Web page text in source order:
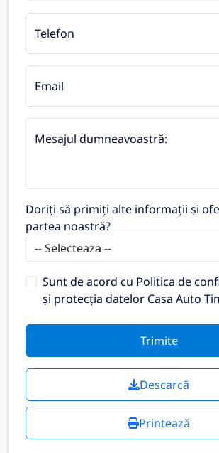
Telefon
Email
Mesajul dumneavoastră:
Doriți să primiți alte informații și
partea noastră?
Sunt de acord cu Politica de
și protecția datelor Casa Auto
Trimite
Descarcă
Printează